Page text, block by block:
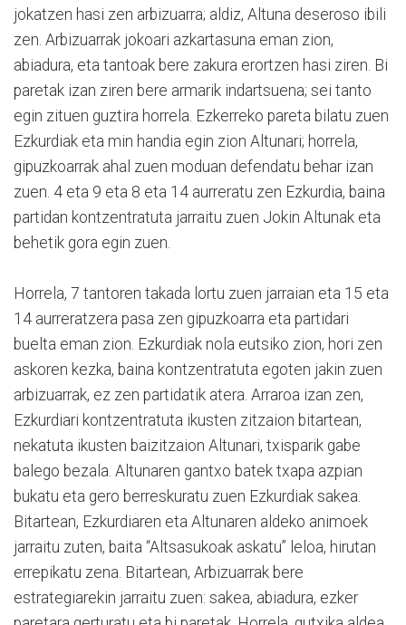
jokatzen hasi zen arbizuarra; aldiz, Altuna deseroso ibili
zen. Arbizuarrak jokoari azkartasuna eman zion,
abiadura, eta tantoak bere zakura erortzen hasi ziren. Bi
paretak izan ziren bere armarik indartsuena; sei tanto
egin zituen guztira horrela. Ezkerreko pareta bilatu zuen
Ezkurdiak eta min handia egin zion Altunari; horrela,
gipuzkoarrak ahal zuen moduan defendatu behar izan
zuen. 4 eta 9 eta 8 eta 14 aurreratu zen Ezkurdia, baina
partidan kontzentratuta jarraitu zuen Jokin Altunak eta
behetik gora egin zuen.
Horrela, 7 tantoren takada lortu zuen jarraian eta 15 eta
14 aurreratzera pasa zen gipuzkoarra eta partidari
buelta eman zion. Ezkurdiak nola eutsiko zion, hori zen
askoren kezka, baina kontzentratuta egoten jakin zuen
arbizuarrak, ez zen partidatik atera. Arraroa izan zen,
Ezkurdiari kontzentratuta ikusten zitzaion bitartean,
nekatuta ikusten baizitzaion Altunari, txisparik gabe
balego bezala. Altunaren gantxo batek txapa azpian
bukatu eta gero berreskuratu zuen Ezkurdiak sakea.
Bitartean, Ezkurdiaren eta Altunaren aldeko animoek
jarraitu zuten, baita “Altsasukoak askatu” leloa, hirutan
errepikatu zena. Bitartean, Arbizuarrak bere
estrategiarekin jarraitu zuen: sakea, abiadura, ezker